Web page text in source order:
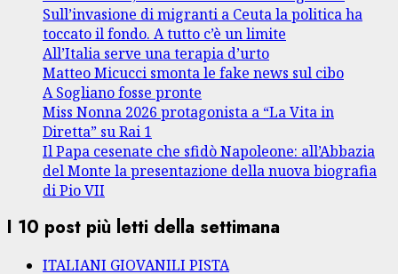
Sull’invasione di migranti a Ceuta la politica ha
toccato il fondo. A tutto c’è un limite
All’Italia serve una terapia d’urto
Matteo Micucci smonta le fake news sul cibo
A Sogliano fosse pronte
Miss Nonna 2026 protagonista a “La Vita in
Diretta” su Rai 1
Il Papa cesenate che sfidò Napoleone: all’Abbazia
del Monte la presentazione della nuova biografia
di Pio VII
I 10 post più letti della settimana
ITALIANI GIOVANILI PISTA